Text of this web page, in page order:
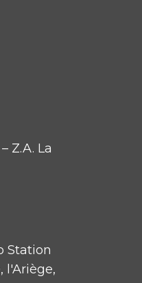
Z.A. La
Station
l'Ariège,